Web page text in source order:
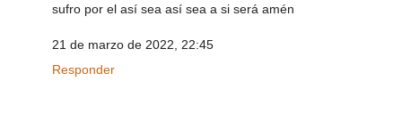
sufro por el así sea así sea a si será amén
21 de marzo de 2022, 22:45
Responder